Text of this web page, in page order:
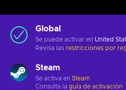
Global
Se puede activar en United
Revisa las restricciones por
Steam
Se activa en Steam
Consulta la guía de activación